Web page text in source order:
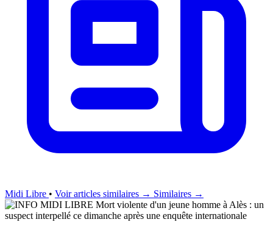
Midi Libre • Voir articles similaires → Similaires →